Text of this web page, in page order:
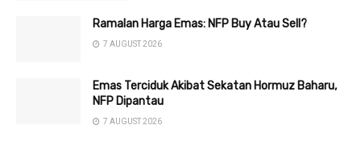
Ramalan Harga Emas: NFP Buy Atau Sell?
7 AUGUST 2026
Emas Terciduk Akibat Sekatan Hormuz Baharu,
NFP Dipantau
7 AUGUST 2026